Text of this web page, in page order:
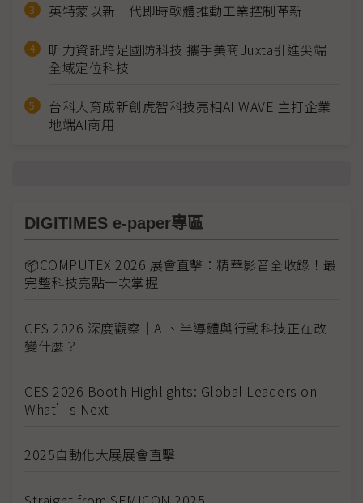
英特蒙以新一代即時軟體推動工業控制革新
昕力資訊跨足國防科技 攜手美商Juxta引進尖端
全域定位科技
台科大育成新創虎智科技亮相AI WAVE 主打企業
地端AI商用
DIGITIMES e-paper專區
📦COMPUTEX 2026 展會直擊：精華影音全收錄！最
完整科技亮點一次掌握
CES 2026 深度觀察｜AI、半導體與行動科技正在改
變什麼？
CES 2026 Booth Highlights: Global Leaders on
What’s Next
2025自動化大展展會直擊